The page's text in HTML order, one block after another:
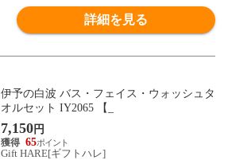
詳細を見る
伊予の白波 バス・フェイス・ウォッシュタ
オルセット IY2065 【_
7,150円
65
Gift HARE[ギフトハレ]